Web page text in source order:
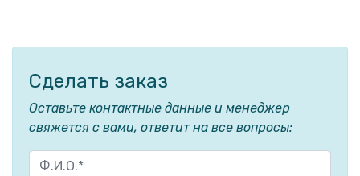
Сделать заказ
Оставьте контактные данные и менеджер
свяжется с вами, ответит на все вопросы: